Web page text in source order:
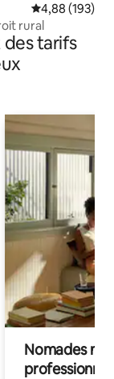
Évaluation
4,88 (193)
rural
tarifs
Nomades